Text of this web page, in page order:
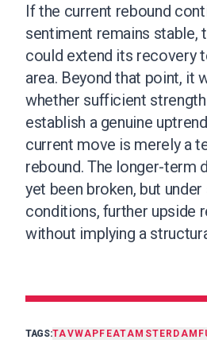
If the current rebound
sentiment remains stable,
could extend its recovery
area. Beyond that point, it
whether sufficient
establish a genuine
current move is merely a
rebound. The longer-term
yet been broken, but
conditions, further upside
without implying a
TAGS:TAVWAP FEATAMSTERDAM